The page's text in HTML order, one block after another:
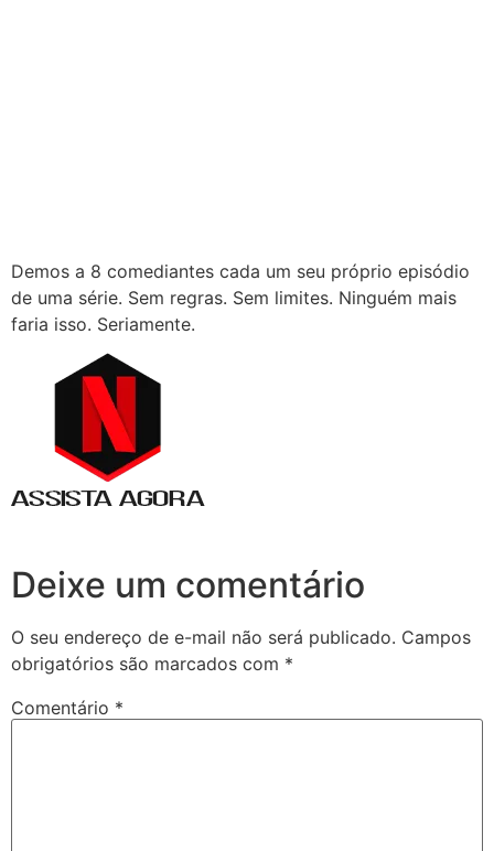
Demos a 8 comediantes cada um seu próprio episódio
de uma série. Sem regras. Sem limites. Ninguém mais
faria isso. Seriamente.
Deixe um comentário
O seu endereço de e-mail não será publicado. Campos
obrigatórios são marcados com *
Comentário *